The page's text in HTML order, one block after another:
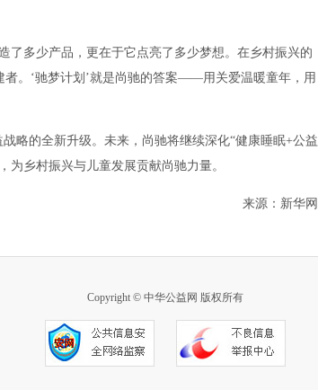
了多少产品，更在于它点亮了多少梦想。在乡村振兴的
。‘驰梦计划’就是尚驰的答案——用关爱温暖童年，用
略的全新升级。未来，尚驰将继续深化“健康睡眠+公益
为乡村振兴与儿童发展贡献尚驰力量。
来源：新华网
Copyright © 中华公益网 版权所有